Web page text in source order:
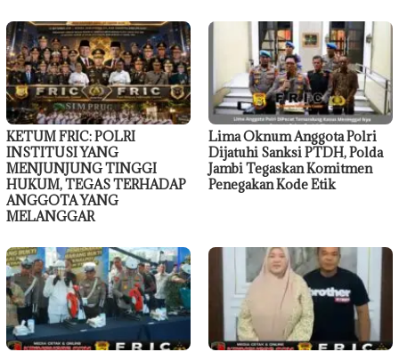
KETUM FRIC: POLRI
INSTITUSI YANG
MENJUNJUNG TINGGI
HUKUM, TEGAS TERHADAP
ANGGOTA YANG
MELANGGAR
Lima Oknum Anggota Polri
Dijatuhi Sanksi PTDH, Polda
Jambi Tegaskan Komitmen
Penegakan Kode Etik